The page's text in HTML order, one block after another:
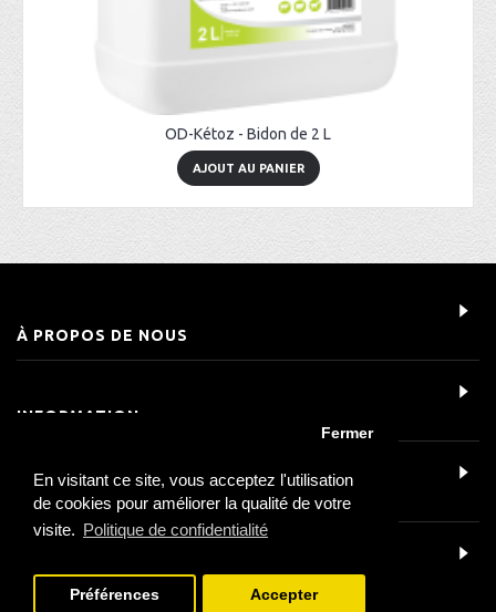
En visitant ce site, vous acceptez l'utilisation
de cookies pour améliorer la qualité de votre
visite. Politique de confidentialité
Fermer
Préférences Accepter
OD-Kétoz - Bidon de 2 L
AJOUT AU PANIER
À PROPOS DE NOUS
INFORMATION
SERVICE CLIENT
DÉTAILS DU CONTACT